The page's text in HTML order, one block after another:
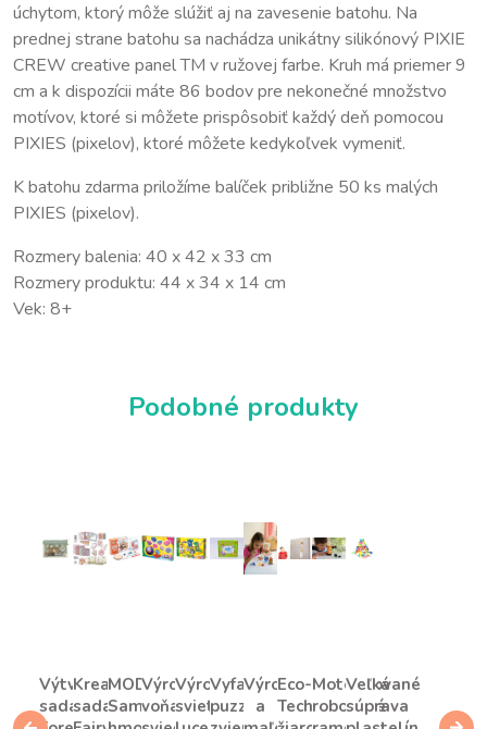
úchytom, ktorý môže slúžiť aj na zavesenie batohu. Na
prednej strane batohu sa nachádza unikátny silikónový PIXIE
CREW creative panel TM v ružovej farbe. Kruh má priemer 9
cm a k dispozícii máte 86 bodov pre nekonečné množstvo
motívov, ktoré si môžete prispôsobiť každý deň pomocou
PIXIES (pixelov), ktoré môžete kedykoľvek vymeniť.
K batohu zdarma priložíme balíček približne 50 ks malých
PIXIES (pixelov).
Rozmery balenia: 40 x 42 x 33 cm
Rozmery produktu: 44 x 34 x 14 cm
Vek: 8+
Podobné produkty
Výtvarná
sada
Kreatívna
sada
MODELO
Samotvrdnúca
Výroba
voňavých
Výroba
svietiacich
Vyfarbovacie
puzzle
Výroba
a
Eco-
Tech
Motorizované
robotické
Veľká
súprava